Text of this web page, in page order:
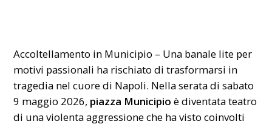
Accoltellamento in Municipio – Una banale lite per
motivi passionali ha rischiato di trasformarsi in
tragedia nel cuore di Napoli. Nella serata di sabato
9 maggio 2026, piazza Municipio è diventata teatro
di una violenta aggressione che ha visto coinvolti